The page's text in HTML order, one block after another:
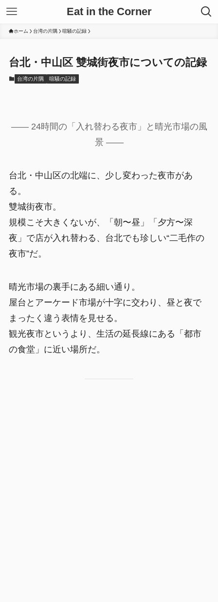
Eat in the Corner
ホーム 台湾の片隅 喧騒の記録
台北・中山区 雙城街夜市についての記録
台湾の片隅 喧騒の記録
—— 24時間の「入れ替わる夜市」と晴光市場の風
景 ――
台北・中山区の北端に、少し変わった夜市があ
る。
雙城街夜市。
規模こそ大きくないが、「朝〜昼」「夕方〜深
夜」で店が入れ替わる、台北でも珍しい“二毛作の
夜市”だ。
晴光市場の裏手にある細い通り。
屋台とアーケード市場が十字に交わり、昼と夜で
まったく違う表情を見せる。
観光夜市というより、生活の延長線にある「都市
の食堂」に近い場所だ。